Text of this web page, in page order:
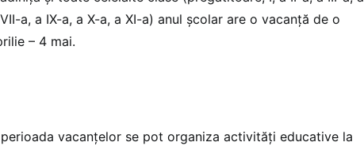
a, a IX-a, a X-a, a XI-a) anul școlar are o vacanță de o
– 4 mai.
vacanțelor se pot organiza activități educative la